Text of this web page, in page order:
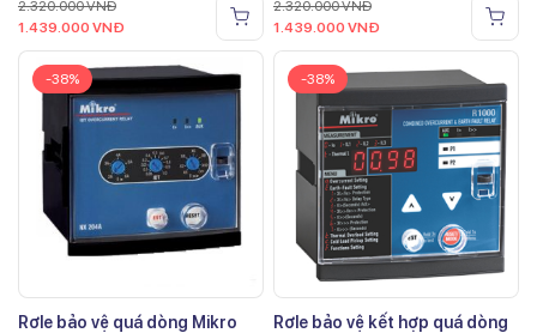
2.320.000VNĐ
1.439.000 VNĐ
2.320.000VNĐ
1.439.000 VNĐ
-38%
Rơle bảo vệ quá dòng Mikro
-38%
Rơle bảo vệ kết hợp quá dòng